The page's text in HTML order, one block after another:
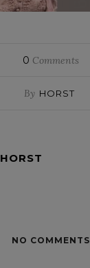
0 Comments
By HORST
HORST
NO COMMENTS